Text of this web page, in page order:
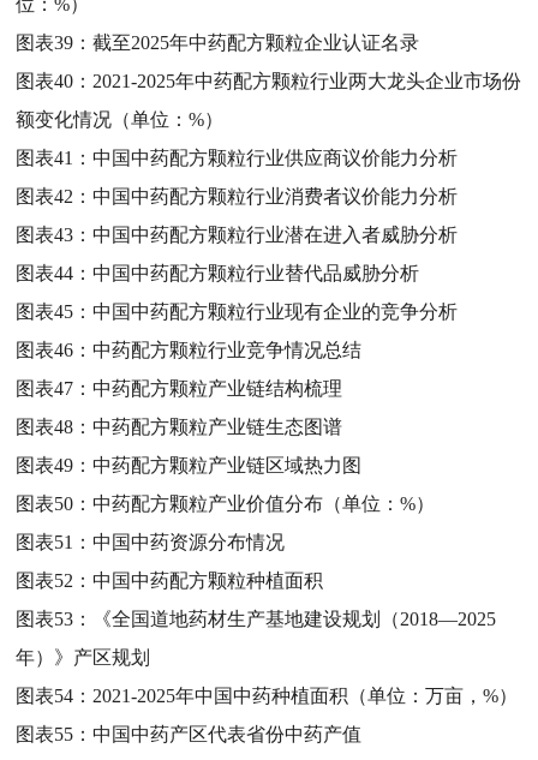
图表39：截至2025年中药配方颗粒企业认证名录
图表40： 2021-2025年中药配方颗粒行业两大龙头企业市场份
额变化情况（单位：%）
图表41：中国中药配方颗粒行业供应商议价能力分析
图表42：中国中药配方颗粒行业消费者议价能力分析
图表43：中国中药配方颗粒行业潜在进入者威胁分析
图表44：中国中药配方颗粒行业替代品威胁分析
图表45：中国中药配方颗粒行业现有企业的竞争分析
图表46：中药配方颗粒行业竞争情况总结
图表47：中药配方颗粒产业链结构梳理
图表48：中药配方颗粒产业链生态图谱
图表49：中药配方颗粒产业链区域热力图
图表50：中药配方颗粒产业价值分布（单位：%）
图表51：中国中药资源分布情况
图表52：中国中药配方颗粒种植面积
图表53：
《全国道地药材生产基地建设规划（2018—2025
年）》产区规划
图表54： 2021-2025年中国中药种植面积（单位：万亩，%）
图表55：中国中药产区代表省份中药产值